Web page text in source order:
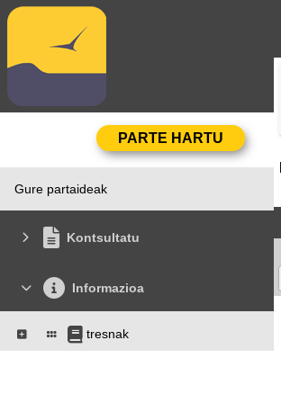
Gure partaideak
Kontsultatu
Informazioa
tresnak